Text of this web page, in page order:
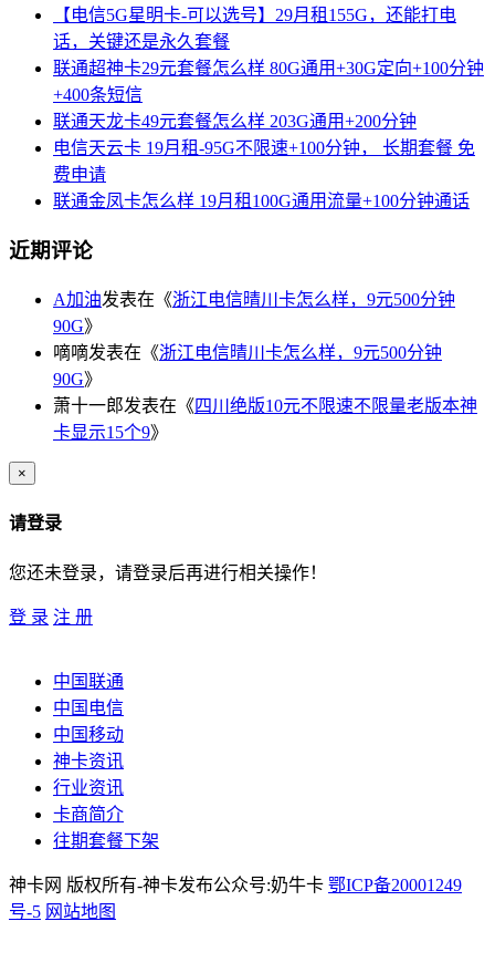
【电信5G星明卡-可以选号】29月租155G，还能打电
话，关键还是永久套餐
联通超神卡29元套餐怎么样 80G通用+30G定向+100分钟
+400条短信
联通天龙卡49元套餐怎么样 203G通用+200分钟
电信天云卡 19月租-95G不限速+100分钟， 长期套餐 免
费申请
联通金凤卡怎么样 19月租100G通用流量+100分钟通话
近期评论
A加油发表在《浙江电信晴川卡怎么样，9元500分钟
90G》
嘀嘀发表在《浙江电信晴川卡怎么样，9元500分钟
90G》
萧十一郎发表在《四川绝版10元不限速不限量老版本神
卡显示15个9》
×
请登录
您还未登录，请登录后再进行相关操作！
登 录 注 册
中国联通
中国电信
中国移动
神卡资讯
行业资讯
卡商简介
往期套餐下架
神卡网 版权所有-神卡发布公众号:奶牛卡 鄂ICP备20001249
号-5 网站地图